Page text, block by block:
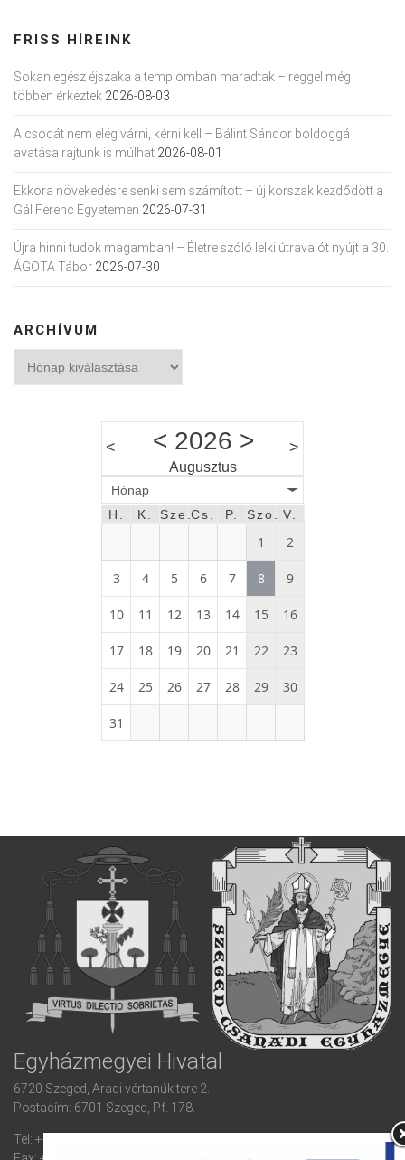
FRISS HÍREINK
Sokan egész éjszaka a templomban maradtak – reggel még
többen érkeztek 2026-08-03
A csodát nem elég várni, kérni kell – Bálint Sándor boldoggá
avatása rajtunk is múlhat 2026-08-01
Ekkora növekedésre senki sem számított – új korszak kezdődött a
Gál Ferenc Egyetemen 2026-07-31
Újra hinni tudok magamban! – Életre szóló lelki útravalót nyújt a 30.
ÁGOTA Tábor 2026-07-30
ARCHÍVUM
< < 2026 >
Augusztus
>
Hónap
H.
K. Sze.Cs. P. Szo. V.
1 2
3 4 5 6 7 8 9
10 11 12 13 14 15 16
17 18 19 20 21 22 23
24 25 26 27 28 29 30
31
Egyházmegyei Hivatal
6720 Szeged, Aradi vértanúk tere 2.
Postacím: 6701 Szeged, Pf. 178.
Tel: +36 (62) 420 932